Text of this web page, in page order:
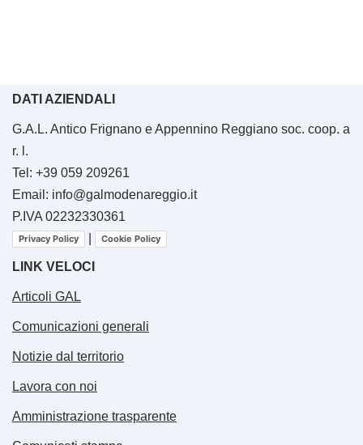
DATI AZIENDALI
G.A.L. Antico Frignano e Appennino Reggiano soc. coop. a
r. l.
Tel: +39 059 209261
Email: info@galmodenareggio.it
P.IVA 02232330361
Privacy Policy Cookie Policy
LINK VELOCI
Articoli GAL
Comunicazioni generali
Notizie dal territorio
Lavora con noi
Amministrazione trasparente